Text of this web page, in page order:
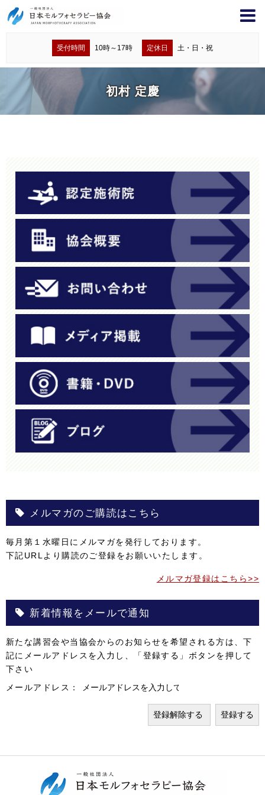
受付時間 10時～17時 定休日 土・日・祝
初村 定慶
メルマガのご購読はこちら
毎月第１水曜日にメルマガを発行しております。
下記URLより購読のご登録をお願いいたします。
メルマガ登録はこちら>>
新着情報をメールで通知
新たな講習会や当協会からのお知らせを希望される方は、下
記にメールアドレスを入力し、「登録する」ボタンを押して
下さい
メールアドレス：